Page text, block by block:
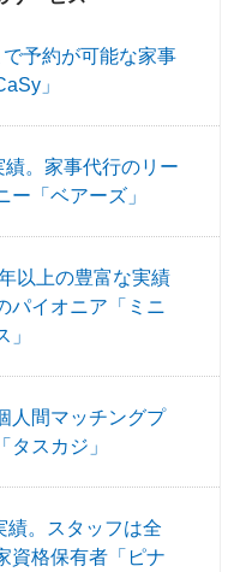
予約が可能な家事
」
。家事代行のリー
ー「ベアーズ」
以上の豊富な実績
パイオニア「ミニ
人間マッチングプ
タスカジ」
績。スタッフは全
資格保有者「ピナ